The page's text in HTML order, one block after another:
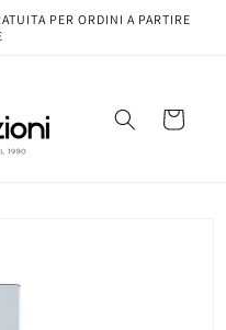
PER ORDINI A PARTIRE
Carrello